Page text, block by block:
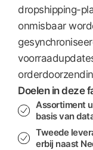
dropshipping-
onmisbaar
Doelen in deze
Assortiment
basis van
Tweede
erbij naast